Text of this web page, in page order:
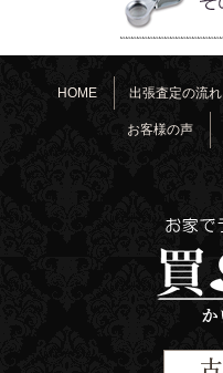
HOME 出張査定の流れ
お客様の声